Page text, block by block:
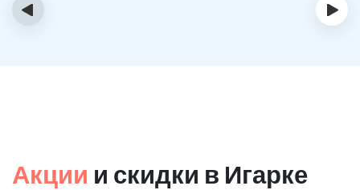
‹ ›
Акции и скидки в Игарке